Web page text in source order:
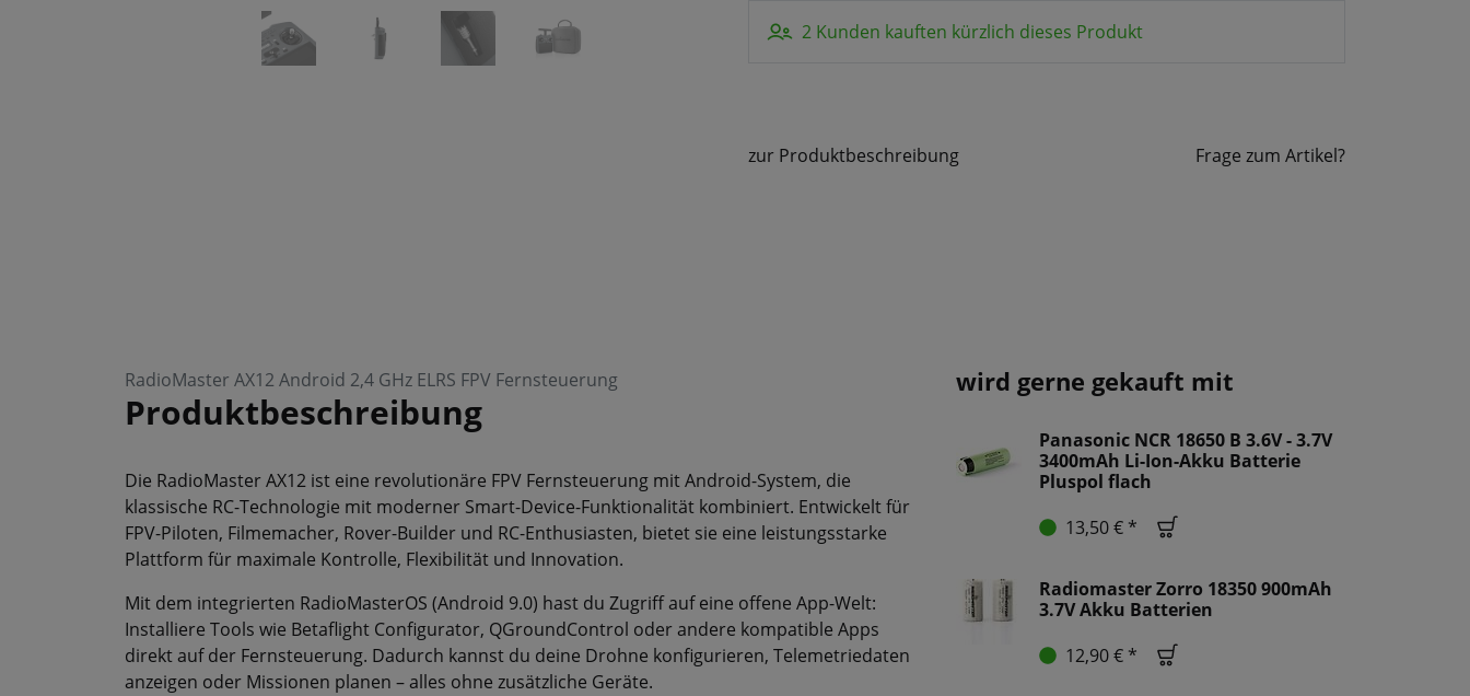
2 Kunden kauften kürzlich dieses Produkt
zur Produktbeschreibung Frage zum Artikel?
RadioMaster AX12 Android 2,4 GHz ELRS FPV Fernsteuerung
Produktbeschreibung
Die RadioMaster AX12 ist eine revolutionäre FPV Fernsteuerung mit Android-System, die
klassische RC-Technologie mit moderner Smart-Device-Funktionalität kombiniert. Entwickelt für
FPV-Piloten, Filmemacher, Rover-Builder und RC-Enthusiasten, bietet sie eine leistungsstarke
Plattform für maximale Kontrolle, Flexibilität und Innovation.
Mit dem integrierten RadioMasterOS (Android 9.0) hast du Zugriff auf eine offene App-Welt:
Installiere Tools wie Betaflight Configurator, QGroundControl oder andere kompatible Apps
direkt auf der Fernsteuerung. Dadurch kannst du deine Drohne konfigurieren, Telemetriedaten
anzeigen oder Missionen planen – alles ohne zusätzliche Geräte.
wird gerne gekauft mit
Panasonic NCR 18650 B 3.6V - 3.7V
3400mAh Li-Ion-Akku Batterie
Pluspol flach
13,50 € *
Radiomaster Zorro 18350 900mAh
3.7V Akku Batterien
12,90 € *